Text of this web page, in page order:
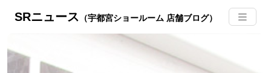
SRニュース （宇都宮ショールーム 店舗ブログ）